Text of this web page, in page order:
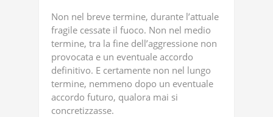
Non nel breve termine, durante l’attuale
fragile cessate il fuoco. Non nel medio
termine, tra la fine dell’aggressione non
provocata e un eventuale accordo
definitivo. E certamente non nel lungo
termine, nemmeno dopo un eventuale
accordo futuro, qualora mai si
concretizzasse.